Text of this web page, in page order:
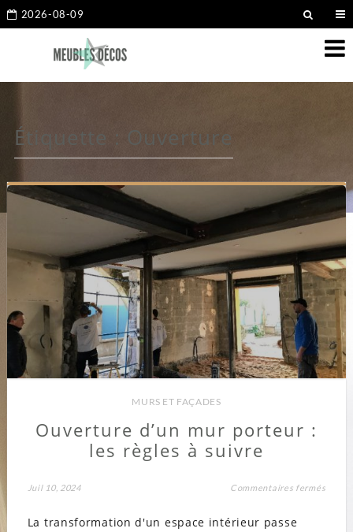
2026-08-09
Étiquette : Ouverture
MURS ET FAÇADES
Ouverture d’un mur porteur :
les règles à suivre
Juil 10, 2024 Commentaires ferméssur
La transformation d'un espace intérieur passe